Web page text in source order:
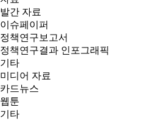
발간 자료
이슈페이퍼
정책연구보고서
정책연구결과 인포그래픽
기타
미디어 자료
카드뉴스
웹툰
기타